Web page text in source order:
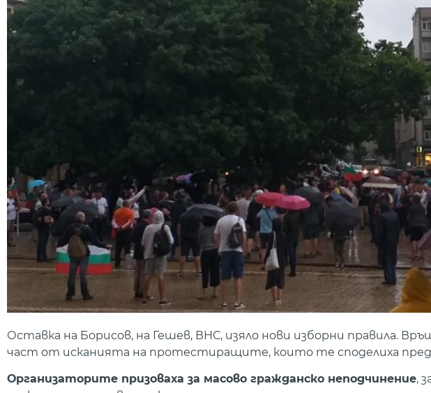
Оставка на Борисов, на Гешев, ВНС, изяло нови изборни правила.
част от исканията на протестиращите, които те споделиха
Организаторите призоваха за масово гражданско неподчинение,